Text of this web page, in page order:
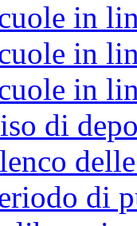
in
in
in
di
di